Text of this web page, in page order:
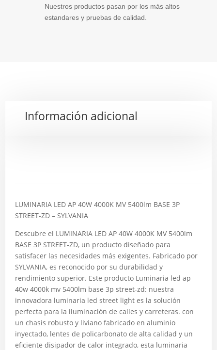
Nuestros productos pasan por los más altos
estandares y pruebas de calidad.
Información adicional
LUMINARIA LED AP 40W 4000K MV 5400lm BASE 3P
STREET-ZD – SYLVANIA
Descubre el LUMINARIA LED AP 40W 4000K MV 5400lm
BASE 3P STREET-ZD, un producto diseñado para
satisfacer las necesidades más exigentes. Fabricado por
SYLVANIA, es reconocido por su durabilidad y
rendimiento superior. Este producto Luminaria led ap
40w 4000k mv 5400lm base 3p street-zd: nuestra
innovadora luminaria led street light es la solución
perfecta para la iluminación de calles y carreteras. con
un chasis robusto y liviano fabricado en aluminio
inyectado, lentes de policarbonato de alta calidad y un
eficiente disipador de calor integrado, esta luminaria